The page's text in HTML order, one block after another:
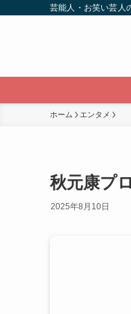
芸能人・お笑い芸人
ホーム エンタメ
秋元康プ
2025年8月10日